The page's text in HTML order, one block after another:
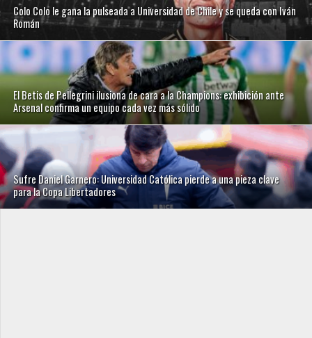
Colo Colo le gana la pulseada a Universidad de Chile y se queda con Iván
Román
El Betis de Pellegrini ilusiona de cara a la Champions: exhibición ante
Arsenal confirma un equipo cada vez más sólido
Sufre Daniel Garnero: Universidad Católica pierde a una pieza clave
para la Copa Libertadores